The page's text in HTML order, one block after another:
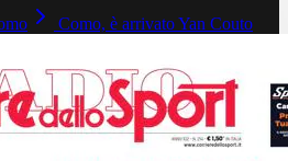
Como, è arrivato Yan Couto